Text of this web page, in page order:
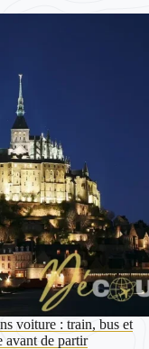
voiture : train, bus et
avant de partir